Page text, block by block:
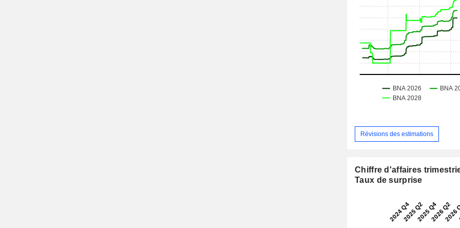
Révisions des estimations
Chiffre d'affaires
Taux de surprise